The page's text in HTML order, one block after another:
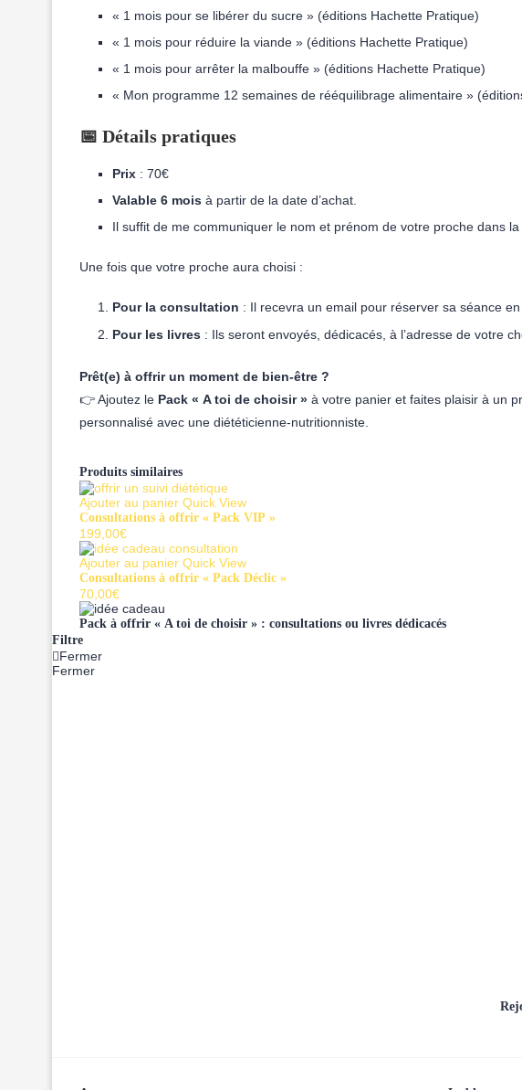
« 1 mois pour se libérer du sucre » (éditions Hachette Pratique)
« 1 mois pour réduire la viande » (éditions Hachette Pratique)
« 1 mois pour arrêter la malbouffe » (éditions Hachette Pratique)
« Mon programme 12 semaines de rééquilibrage alimentaire »
📅 Détails pratiques
Prix : 70€
Valable 6 mois à partir de la date d’achat.
Il suffit de me communiquer le nom et prénom de votre proche dans
Une fois que votre proche aura choisi :
Pour la consultation : Il recevra un email pour réserver sa séance
Pour les livres : Ils seront envoyés, dédicacés, à l’adresse de votre
Prêt(e) à offrir un moment de bien-être ?
👉 Ajoutez le Pack « A toi de choisir » à votre panier et faites plaisir à un
personnalisé avec une diététicienne-nutritionniste.
Produits similaires
Ajouter au panier Quick View
Consultations à offrir « Pack VIP »
199,00€
Ajouter au panier Quick View
Consultations à offrir « Pack Déclic »
70,00€
Pack à offrir « A toi de choisir » : consultations ou livres dédicacés
Filtre
Fermer
Fermer